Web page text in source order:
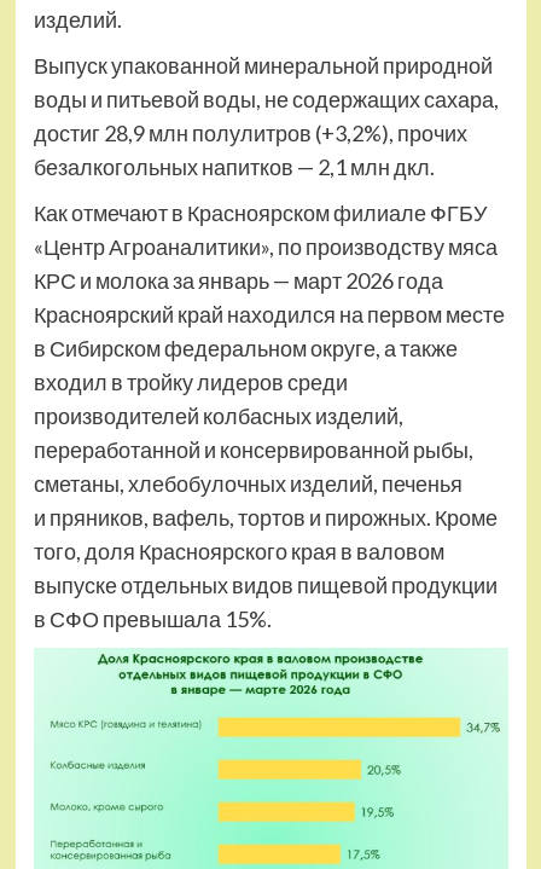
изделий.
Выпуск упакованной минеральной природной
воды и питьевой воды, не содержащих сахара,
достиг 28,9 млн полулитров (+3,2%), прочих
безалкогольных напитков — 2,1 млн дкл.
Как отмечают в Красноярском филиале ФГБУ
«Центр Агроаналитики», по производству мяса
КРС и молока за январь — март 2026 года
Красноярский край находился на первом месте
в Сибирском федеральном округе, а также
входил в тройку лидеров среди
производителей колбасных изделий,
переработанной и консервированной рыбы,
сметаны, хлебобулочных изделий, печенья
и пряников, вафель, тортов и пирожных. Кроме
того, доля Красноярского края в валовом
выпуске отдельных видов пищевой продукции
в СФО превышала 15%.